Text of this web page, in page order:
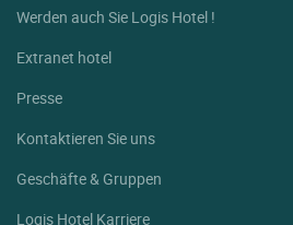
Werden auch Sie Logis Hotel !
Extranet hotel
Presse
Kontaktieren Sie uns
Geschäfte & Gruppen
Logis Hotel Karriere